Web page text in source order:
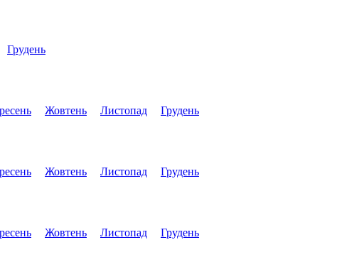
Грудень
Жовтень Листопад Грудень
Жовтень Листопад Грудень
Жовтень Листопад Грудень